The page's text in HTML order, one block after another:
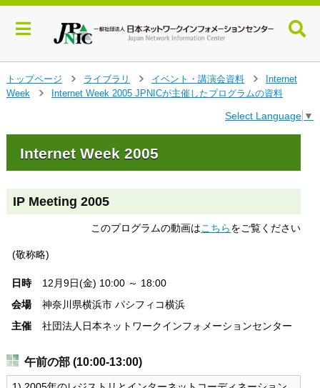
イ
ン
へ
トップページ
>
ライブラリ
>
イベント・講演会資料
>
Internet
Week
Internet Week 2005 JPNICが主催したプログラムの資料
Select Language ▼
Internet Week 2005
IP Meeting 2005
このプログラムの動画はこちらをご覧ください
(敬称略)
日時
12月9日(金) 10:00 ～ 18:00
会場
神奈川県横浜市 パシフィコ横浜
主催
社団法人日本ネットワークインフォメーションセンター
午前の部 (10:00-13:00)